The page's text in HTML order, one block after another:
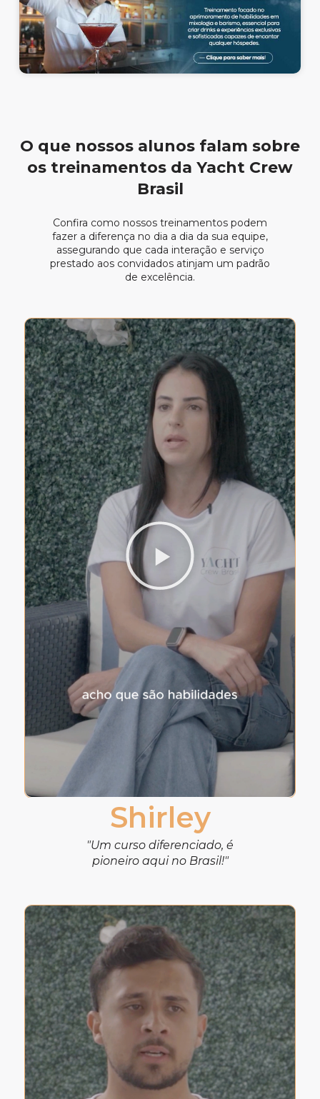
O que nossos alunos falam sobre
os treinamentos da Yacht Crew
Brasil
Confira como nossos treinamentos podem
fazer a diferença no dia a dia da sua equipe,
assegurando que cada interação e serviço
prestado aos convidados atinjam um padrão
de excelência.
Shirley
"Um curso diferenciado, é
pioneiro aqui no Brasil!"